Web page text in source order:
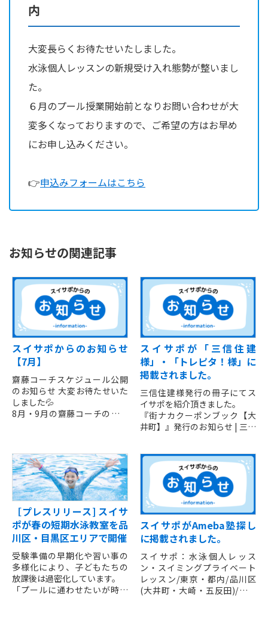
内
大変長らくお待たせいたしました。
水泳個人レッスンの新規受け入れ態勢が整いまし
た。
６月のプール授業開始前となりお問い合わせが大
変多くなっておりますので、ご希望の方はお早め
にお申し込みください。
👉申込みフォームはこちら
お知らせの関連記事
スイサポからのお知らせ
【7月】
齋藤コーチスケジュール公開
のお知らせ 大変お待たせいた
しました💦
8月・9月の齋藤コーチのスケ
ご希望の方は、下記URLより
ご予約をお願いいたします👇
https:...
スイサポが「三信住建
様」・「トレピタ！様」に
掲載されました。
三信住建様発行の冊子にてス
イサポを紹介頂きました。
『街ナカクーポンブック【大
井町】』発行のお知らせ | 三信
貸マンション N’ Oimachi（エ
ン 大井町）の情報公開に際
し、スイサポ以外にも 「大井
町」駅周辺にある、約30の施
設・店舗様をご紹介されてい
ます。
また、本誌は AOU 銀座の森に
て設置・無料配布されていま
す。
［プレスリリース] スイサ
ポが春の短期水泳教室を品
川区・目黒区エリアで開催
受験準備の早期化や習い事の
多様化により、子どもたちの
放課後は過密化しています。
「プールに通わせたいが時間
スイサポがAmeba塾探し
に掲載されました。
スイサポ：水泳個人レッス
ン・スイミングプライベート
レッスン/東京・都内/品川区
(大井町・大崎・五反田)/江東